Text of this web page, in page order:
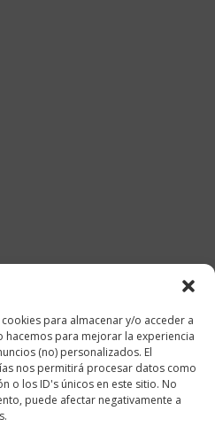
para almacenar y/o acceder a
para mejorar la experiencia
(no) personalizados. El
nos permitirá procesar datos como
o los ID's únicos en este sitio. No
puede afectar negativamente a